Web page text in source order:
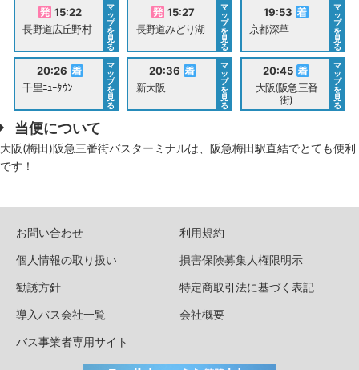
15:22
長野道広丘野村
マ
ッ
プ
を
見
る
15:27
長野道みどり湖
マ
ッ
プ
を
見
る
19:53
京都深草
マ
ッ
プ
を
見
る
20:26
千里ﾆｭｰﾀｳﾝ
マ
ッ
プ
を
見
る
20:36
新大阪
マ
ッ
プ
を
見
る
20:45
大阪(阪急三番
街)
マ
ッ
プ
を
見
る
当便について
大阪(梅田)阪急三番街バスターミナルは、阪急梅田駅直結でとても便利
です！
お問い合わせ
利用規約
個人情報の取り扱い
損害保険募集人権限明示
勧誘方針
特定商取引法に基づく表記
導入バス会社一覧
会社概要
バス事業者専用サイト